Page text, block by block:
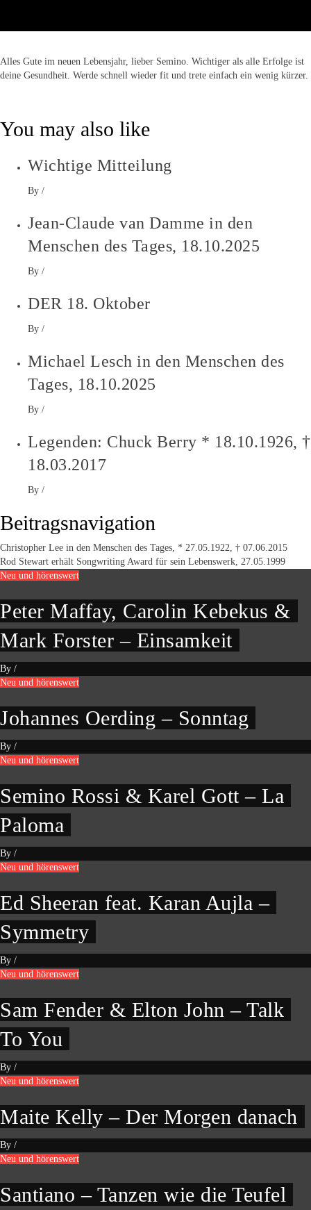
Alles Gute im neuen Lebensjahr, lieber Semino. Wichtiger als alle Erfolge ist
deine Gesundheit. Werde schnell wieder fit und trete einfach ein wenig kürzer.
You may also like
Wichtige Mitteilung
By /
Jean-Claude van Damme in den
Menschen des Tages, 18.10.2025
By /
DER 18. Oktober
By /
Michael Lesch in den Menschen des
Tages, 18.10.2025
By /
Legenden: Chuck Berry * 18.10.1926, †
18.03.2017
By /
Beitragsnavigation
Christopher Lee in den Menschen des Tages, * 27.05.1922, † 07.06.2015
Rod Stewart erhält Songwriting Award für sein Lebenswerk, 27.05.1999
Neu und hörenswert
Peter Maffay, Carolin Kebekus &
Mark Forster – Einsamkeit
By /
Neu und hörenswert
Johannes Oerding – Sonntag
By /
Neu und hörenswert
Semino Rossi & Karel Gott – La
Paloma
By /
Neu und hörenswert
Ed Sheeran feat. Karan Aujla –
Symmetry
By /
Neu und hörenswert
Sam Fender & Elton John – Talk
To You
By /
Neu und hörenswert
Maite Kelly – Der Morgen danach
By /
Neu und hörenswert
Santiano – Tanzen wie die Teufel